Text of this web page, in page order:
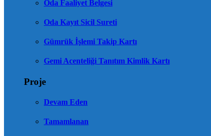
Oda Faaliyet Belgesi
Oda Kayıt Sicil Sureti
Gümrük İşlemi Takip Kartı
Gemi Acenteliği Tanıtım Kimlik Kartı
Proje
Devam Eden
Tamamlanan